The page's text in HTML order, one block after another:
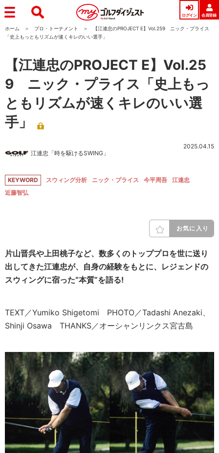
ログイン 会員登録
ホーム プロ・トーナメント
【江連忠のPROJECT E】Vol.259 ニック・プライス
「史上もっともリズムが速くキレのいい選手」
【江連忠のPROJECT E】Vol.25
9 ニック・プライス「史上もっ
ともリズムが速くキレのいい選
手」
江連忠「時を駆けるSWING」
2025.04.15
KEYWORD スウィング分析 ニック・プライス 今平周吾
江連忠
近藤智弘
お気に入り
片山晋呉や上田桃子など、数多くのトッププロを世に送り
出してきた江連忠が、自身の経験をもとに、レジェンドの
スウィングに宿った“本質”を語る!
TEXT／Yumiko Shigetomi PHOTO／Tadashi Anezaki、
Shinji Osawa THANKS／オーシャンリンクス宮古島